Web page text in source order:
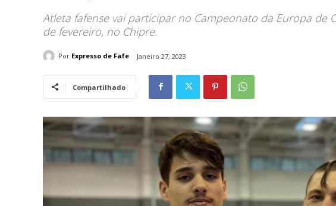
Atleta fafense vai participar no Campeonato da Europa de
de fevereiro, no Chipre.
Por Expresso de Fafe Janeiro 27, 2023
Compartilhado